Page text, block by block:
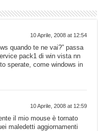
10 Aprile, 2008 at 12:54
quando te ne vai?” passa
pack1 di win vista nn
sperate, come windows in
10 Aprile, 2008 at 12:59
il mio mouse è tornato
maledetti aggiornamenti